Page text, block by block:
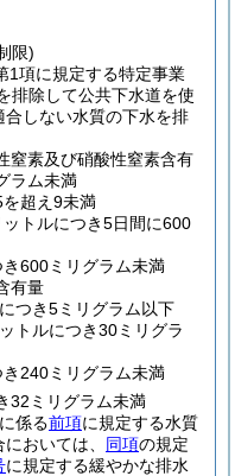
限)
1項に規定する特定事業
排除して公共下水道を使
しない水質の下水を排
窒素及び硝酸性窒素含有
ラム未満
超え9未満
トルにつき5日間に600
600ミリグラム未満
有量
つき5ミリグラム以下
トルにつき30ミリグラ
240ミリグラム未満
ミリグラム未満
係る前項に規定する水質
おいては、 同項の規定
に規定する緩やかな排水